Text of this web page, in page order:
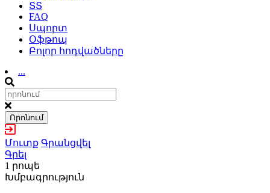
ՏՏ
FAQ
Սպորտ
Օֆթոպ
Բոլոր հոդվածները
...
Որոնում
Մուտք Գրանցվել
Գրել
1 րոպե
Խմբագրություն